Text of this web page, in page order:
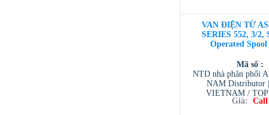
VAN ĐIỆN TỪ
SERIES 552, 3/2,
Operated Spool
Mã số :
NTD nhà phân phối
NAM Distributor
VIETNAM /
VIETNAM /Giá: Call